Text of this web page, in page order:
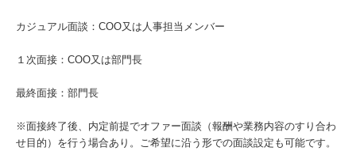
カジュアル面談：COO又は人事担当メンバー
１次面接：COO又は部門長
最終面接：部門長
※面接終了後、内定前提でオファー面談（報酬や業務内容のすり合わ
せ目的）を行う場合あり。ご希望に沿う形での面談設定も可能です。